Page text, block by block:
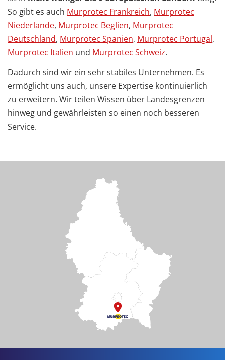
So gibt es auch Murprotec Frankreich, Murprotec
Niederlande, Murprotec Beglien, Murprotec
Deutschland, Murprotec Spanien, Murprotec Portugal,
Murprotec Italien und Murprotec Schweiz.
Dadurch sind wir ein sehr stabiles Unternehmen. Es
ermöglicht uns auch, unsere Expertise kontinuierlich
zu erweitern. Wir teilen Wissen über Landesgrenzen
hinweg und gewährleisten so einen noch besseren
Service.